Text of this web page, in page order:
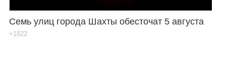
Семь улиц города Шахты обесточат 5 августа
+1822